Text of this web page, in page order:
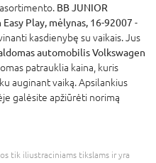
BB JUNIOR
Play, mėlynas, 16-92007 -
kasdienybę su vaikais. Jus
automobilis Volkswagen
patrauklia kaina, kuris
auginant vaiką. Apsilankius
galėsite apžiūrėti norimą
tik iliustraciniams tikslams ir yra